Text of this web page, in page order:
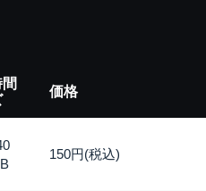
価格
150円(税込)